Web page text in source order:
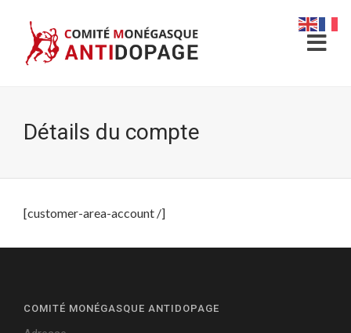
Détails du compte
[customer-area-account /]
COMITÉ MONÉGASQUE ANTIDOPAGE